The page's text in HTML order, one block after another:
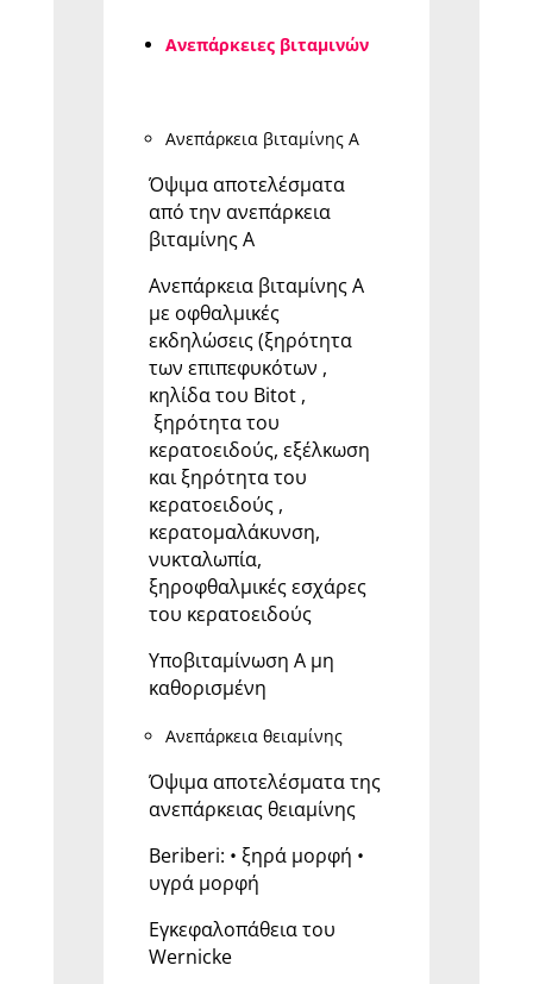
Ανεπάρκειες βιταμινών
Ανεπάρκεια βιταμίνης Α
Όψιμα αποτελέσματα
από την ανεπάρκεια
βιταμίνης Α
Ανεπάρκεια βιταμίνης Α
με οφθαλμικές
εκδηλώσεις (ξηρότητα
των επιπεφυκότων ,
κηλίδα του Bitot ,
ξηρότητα του
κερατοειδούς, εξέλκωση
και ξηρότητα του
κερατοειδούς ,
κερατομαλάκυνση,
νυκταλωπία,
ξηροφθαλμικές εσχάρες
του κερατοειδούς
Υποβιταμίνωση Α μη
καθορισμένη
Ανεπάρκεια θειαμίνης
Όψιμα αποτελέσματα της
ανεπάρκειας θειαμίνης
Beriberi: • ξηρά μορφή •
υγρά μορφή
Εγκεφαλοπάθεια του
Wernicke